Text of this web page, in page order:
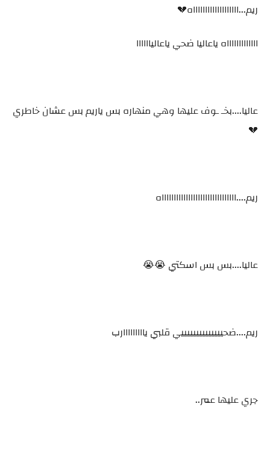
ريم...اااااااااااااااااااه💔
اااااااااااااه ياعاليا ضحي ياعالياااااا
عاليا....بخـ ـوف عليها وهي منهاره بس ياريم بس عشان خاطري
💔
ريم....اااااااااااااااااااااااااااااااه
عاليا....بس بس اسكتي 😭😭
ريم....ضحييييييييييييييي قلبي يااااااااارب
جري عليها عمر..